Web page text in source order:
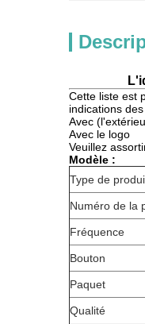
Cette liste est
indications
Avec
Avec le logo
Veuillez
Modèle :
Type de
Numéro de la
Fréquence
Bouton
Paquet
Qualité